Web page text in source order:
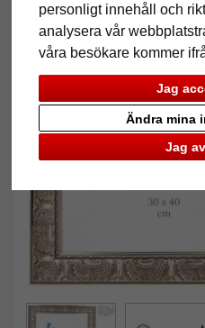
personligt innehåll och
analysera vår
våra besökare kommer
Jag
Jag
Ändra mina